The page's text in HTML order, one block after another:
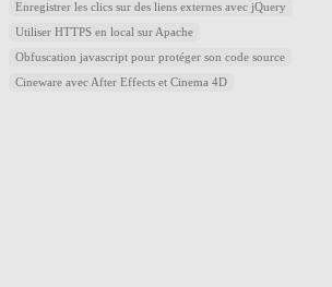
Enregistrer les clics sur des liens externes avec jQuery
Utiliser HTTPS en local sur Apache
Obfuscation javascript pour protéger son code source
Cineware avec After Effects et Cinema 4D